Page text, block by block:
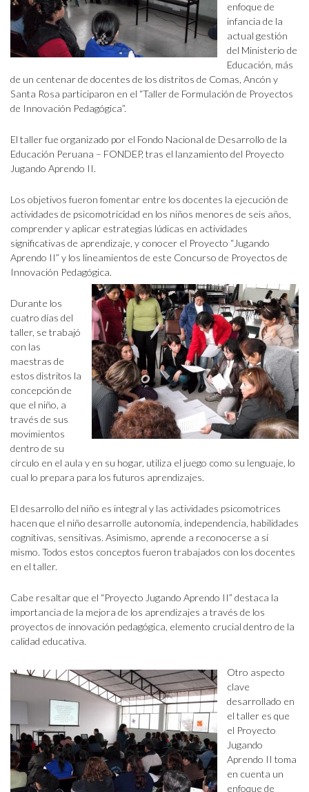
enfoque de
infancia de la
actual gestión
del Ministerio de
Educación, más
de un centenar de docentes de los distritos de Comas, Ancón y
Santa Rosa participaron en el “Taller de Formulación de Proyectos
de Innovación Pedagógica”.
El taller fue organizado por el Fondo Nacional de Desarrollo de la
Educación Peruana – FONDEP, tras el lanzamiento del Proyecto
Jugando Aprendo II.
Los objetivos fueron fomentar entre los docentes la ejecución de
actividades de psicomotricidad en los niños menores de seis años,
comprender y aplicar estrategias lúdicas en actividades
significativas de aprendizaje, y conocer el Proyecto “Jugando
Aprendo II” y los lineamientos de este Concurso de Proyectos de
Innovación Pedagógica.
Durante los
cuatro días del
taller, se trabajó
con las
maestras de
estos distritos la
concepción de
que el niño, a
través de sus
movimientos
dentro de su
círculo en el aula y en su hogar, utiliza el juego como su lenguaje, lo
cual lo prepara para los futuros aprendizajes.
El desarrollo del niño es integral y las actividades psicomotrices
hacen que el niño desarrolle autonomía, independencia, habilidades
cognitivas, sensitivas. Asimismo, aprende a reconocerse a sí
mismo. Todos estos conceptos fueron trabajados con los docentes
en el taller.
Cabe resaltar que el “Proyecto Jugando Aprendo II” destaca la
importancia de la mejora de los aprendizajes a través de los
proyectos de innovación pedagógica, elemento crucial dentro de la
calidad educativa.
Otro aspecto
clave
desarrollado en
el taller es que
el Proyecto
Jugando
Aprendo II toma
en cuenta un
enfoque de